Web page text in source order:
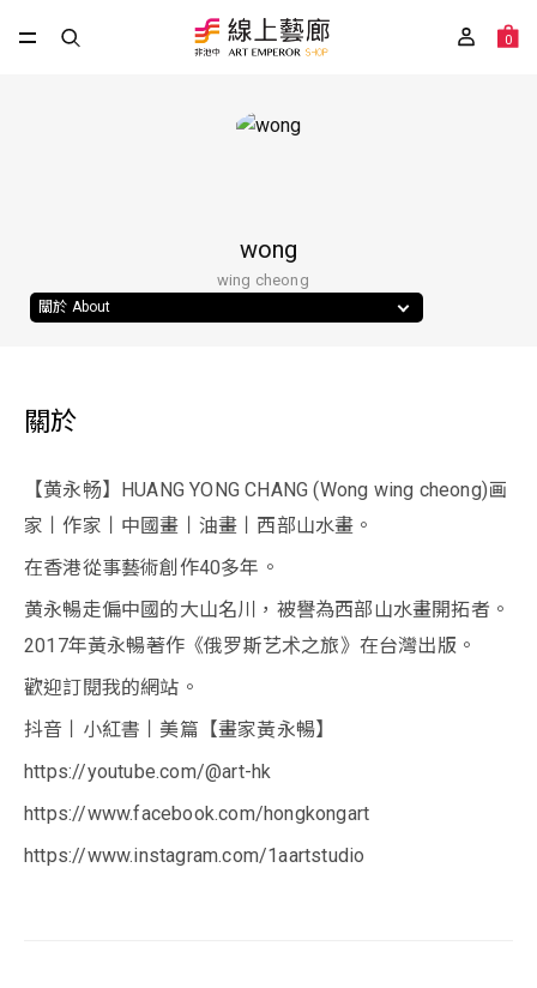
0
wong
wing cheong
關於 About
關於
【黄永畅】HUANG YONG CHANG (Wong wing cheong)画
家丨作家丨中國畫丨油畫丨西部山水畫。
在香港從事藝術創作40多年。
黄永暢走偏中國的大山名川，被譽為西部山水畫開拓者。
2017年黃永暢著作《俄罗斯艺术之旅》在台灣出版。
歡迎訂閱我的網站。
抖音丨小紅書丨美篇【畫家黃永暢】
https://youtube.com/@art-hk
https://www.facebook.com/hongkongart
https://www.instagram.com/1aartstudio